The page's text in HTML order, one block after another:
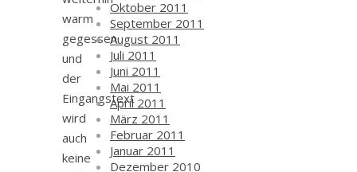
warm
gegessen
und
der
Eingangstext
wird
auch
keine
Oktober 2011
September 2011
August 2011
Juli 2011
Juni 2011
Mai 2011
April 2011
März 2011
Februar 2011
Januar 2011
Dezember 2010